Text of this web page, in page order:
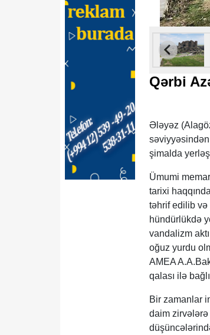
Qərbi
Ələyəz
şimalda
Ümumi
tarixi
təhrif edilib və
hündürlükdə
vandalizm
oğuz yurdu
AMEA
qalası ilə
Bir zamanlar
daim zirvələrə